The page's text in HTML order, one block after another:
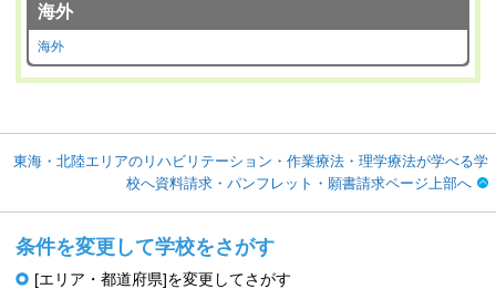
海外
海外
東海・北陸エリアのリハビリテーション・作業療法・理学療法が学べる学
校へ資料請求・パンフレット・願書請求ページ上部へ
条件を変更して学校をさがす
[エリア・都道府県]を変更してさがす